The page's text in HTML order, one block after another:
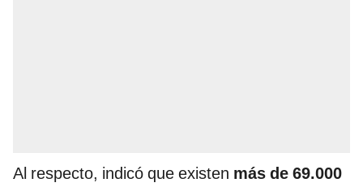
Al respecto, indicó que existen más de 69.000